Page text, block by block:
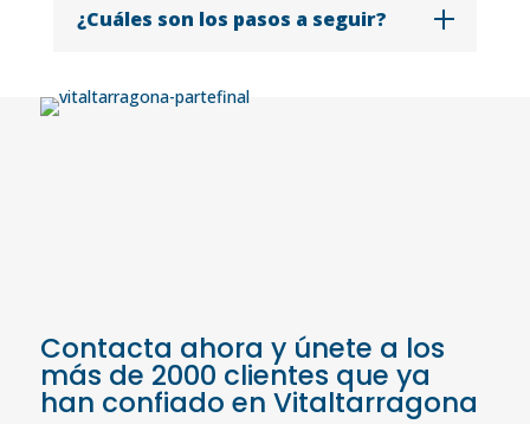
¿Cuáles son los pasos a seguir?
Contacta ahora y únete a los
más de 2000 clientes que ya
han confiado en Vitaltarragona